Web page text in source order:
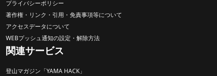
プライバシーポリシー
著作権・リンク・引用・免責事項等について
アクセスデータについて
WEBプッシュ通知の設定・解除方法
関連サービス
登山マガジン「YAMA HACK」